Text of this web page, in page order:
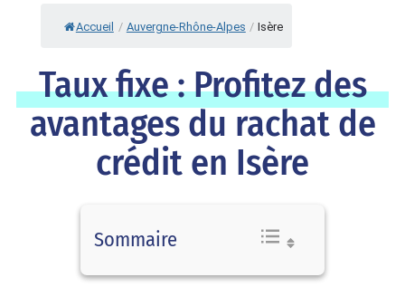
Accueil / Auvergne-Rhône-Alpes / Isère
Taux fixe : Profitez des
avantages du rachat de
crédit en Isère
Sommaire